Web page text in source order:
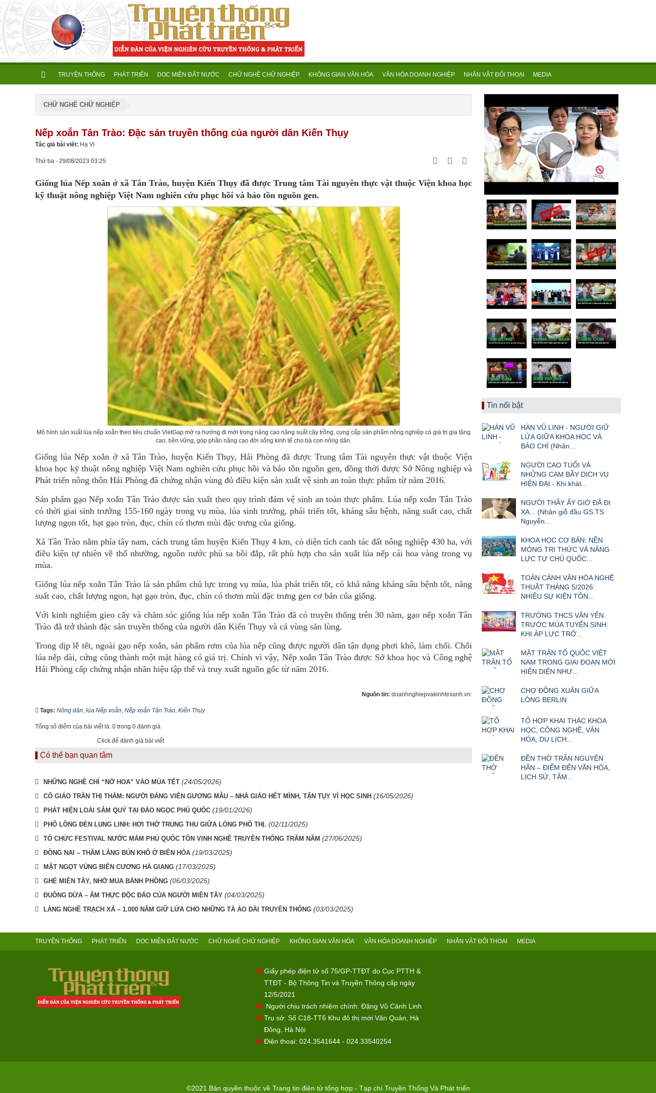
TRUYỀN THỐNG PHÁT TRIỂN DỌC MIỀN ĐẤT NƯỚC CHỮ NGHỀ CHỮ NGHIỆP KHÔNG GIAN VĂN HÓA VĂN HÓA DOANH NGHIỆP NHÂN VẬT ĐỐI THOẠI MEDIA
CHỮ NGHỀ CHỮ NGHIỆP
Nếp xoắn Tân Trào: Đặc sản truyền thống của người dân Kiến Thụy
Tác giả bài viết: Hạ Vi
Thứ ba - 29/08/2023 03:25
Giống lúa Nếp xoắn ở xã Tân Trào, huyện Kiến Thụy đã được Trung tâm Tài nguyên thực vật thuộc Viện khoa học
kỹ thuật nông nghiệp Việt Nam nghiên cứu phục hồi và bảo tồn nguồn gen.
Mô hình sản xuất lúa nếp xoắn theo tiêu chuẩn VietGap mở ra hướng đi mới trong nâng cao năng suất cây trồng, cung cấp sản phẩm nông nghiệp có giá trị gia tăng
cao, bền vững, góp phần nâng cao đời sống kinh tế cho bà con nông dân.
Giống lúa Nếp xoắn ở xã Tân Trào, huyện Kiến Thụy, Hải Phòng đã được Trung tâm Tài nguyên thực vật thuộc Viện
khoa học kỹ thuật nông nghiệp Việt Nam nghiên cứu phục hồi và bảo tồn nguồn gen, đồng thời được Sở Nông nghiệp và
Phát triển nông thôn Hải Phòng đã chứng nhận vùng đủ điều kiện sản xuất vệ sinh an toàn thực phẩm từ năm 2016.
Sản phẩm gạo Nếp xoắn Tân Trào được sản xuất theo quy trình đảm vệ sinh an toàn thực phẩm. Lúa nếp xoắn Tân Trào
có thời giai sinh trưởng 155-160 ngày trong vụ mùa, lúa sinh trưởng, phái triển tốt, kháng sâu bệnh, năng suất cao, chất
lượng ngọn tốt, hạt gạo tròn, đục, chín có thơm mùi đặc trưng của giống.
Xã Tân Trào nằm phía tây nam, cách trung tâm huyện Kiến Thụy 4 km, có diện tích canh tác đất nông nghiệp 430 ha, với
điều kiện tự nhiên về thổ nhưỡng, nguồn nước phù sa bồi đắp, rất phù hợp cho sản xuất lúa nếp cái hoa vàng trong vụ
mùa.
Giống lúa nếp xoắn Tân Trào là sản phẩm chủ lực trong vụ mùa, lúa phát triển tốt, có khả năng kháng sâu bệnh tốt, năng
suất cao, chất lượng ngon, hạt gạo tròn, đục, chín có thơm mùi đặc trưng gen cơ bản của giống.
Với kinh nghiệm gieo cấy và chăm sóc giống lúa nếp xoắn Tân Trào đã có truyền thống trên 30 năm, gạo nếp xoắn Tân
Trào đã trở thành đặc sản truyền thống của người dân Kiến Thụy và cả vùng săn lùng.
Trong dịp lễ tết, ngoài gạo nếp xoắn, sản phẩm rơm của lúa nếp cũng được người dân tận dụng phơi khô, làm chổi. Chổi
lúa nếp dài, cứng cũng thành một mặt hàng có giá trị. Chính vì vậy, Nếp xoắn Tân Trào được Sở khoa học và Công nghệ
Hải Phòng cấp chứng nhận nhãn hiệu tập thể và truy xuất nguồn gốc từ năm 2016.
Nguồn tin: doanhnghiepvakinhtexanh.vn:
Tags: Nông dân lúa Nếp xoắn Nếp xoắn Tân Trào Kiến Thụy
Tổng số điểm của bài viết là: 0 trong 0 đánh giá
Click để đánh giá bài viết
Có thể bạn quan tâm
NHỮNG NGHỀ CHỈ “NỞ HOA” VÀO MÙA TẾT (24/05/2026)
CÔ GIÁO TRẦN THỊ THẮM: NGƯỜI ĐẢNG VIÊN GƯƠNG MẪU – NHÀ GIÁO HẾT MÌNH, TẬN TỤY VÌ HỌC SINH (16/05/2026)
PHÁT HIỆN LOÀI SÂM QUÝ TẠI ĐẢO NGỌC PHÚ QUỐC (19/01/2026)
PHỐ LỒNG ĐÈN LUNG LINH: HƠI THỞ TRUNG THU GIỮA LÒNG PHỐ THỊ. (02/11/2025)
TỔ CHỨC FESTIVAL NƯỚC MẮM PHÚ QUỐC TÔN VINH NGHỀ TRUYỀN THỐNG TRĂM NĂM (27/06/2025)
ĐỒNG NAI – THĂM LÀNG BÚN KHÔ Ở BIÊN HÒA (19/03/2025)
MẬT NGỌT VÙNG BIÊN CƯƠNG HÀ GIANG (17/03/2025)
GHÉ MIỀN TÂY, NHỚ MUA BÁNH PHỒNG (06/03/2025)
ĐUÔNG DỪA – ẨM THỰC ĐỘC ĐÁO CỦA NGƯỜI MIỀN TÂY (04/03/2025)
LÀNG NGHỀ TRẠCH XÁ – 1.000 NĂM GIỮ LỬA CHO NHỮNG TÀ ÁO DÀI TRUYỀN THỐNG (03/03/2025)
Tin nổi bật
HÀN VŨ LINH - NGƯỜI GIỮ
LỬA GIỮA KHOA HỌC VÀ
BÁO CHÍ (Nhân...
NGƯỜI CAO TUỔI VÀ
NHỮNG CẠM BẪY DỊCH VỤ
HIỆN ĐẠI - Khi khát...
NGƯỜI THẦY ẤY GIỜ ĐÃ ĐI
XA... (Nhân giỗ đầu GS.TS.
Nguyễn...
KHOA HỌC CƠ BẢN: NỀN
MÓNG TRI THỨC VÀ NĂNG
LỰC TỰ CHỦ QUỐC...
TOÀN CẢNH VĂN HÓA NGHỆ
THUẬT THÁNG 5/2026:
NHIỀU SỰ KIỆN TÔN...
TRƯỜNG THCS VĂN YÊN
TRƯỚC MÙA TUYỂN SINH:
KHI ÁP LỰC TRỞ...
MẶT TRẬN TỔ QUỐC VIỆT
NAM TRONG GIAI ĐOẠN MỚI
HIỆN DIỆN NHƯ...
CHỢ ĐỒNG XUÂN GIỮA
LÒNG BERLIN
TỔ HỢP KHAI THÁC KHOA
HỌC, CÔNG NGHỆ, VĂN
HÓA, DU LỊCH...
ĐỀN THỜ TRẦN NGUYÊN
HÃN – ĐIỂM ĐẾN VĂN HÓA,
LỊCH SỬ, TÂM...
TRUYỀN THỐNG PHÁT TRIỂN DỌC MIỀN ĐẤT NƯỚC CHỮ NGHỀ CHỮ NGHIỆP KHÔNG GIAN VĂN HÓA VĂN HÓA DOANH NGHIỆP NHÂN VẬT ĐỐI THOẠI MEDIA
Giấy phép điện tử số 75/GP-TTĐT do Cục PTTH &
TTĐT - Bộ Thông Tin và Truyền Thông cấp ngày
12/5/2021
Người chịu trách nhiệm chính: Đặng Vũ Cảnh Linh
Trụ sở: Số C18-TT6 Khu đô thị mới Văn Quán, Hà
Đông, Hà Nội
Điện thoại: 024.3541644 - 024.33540254
©2021 Bản quyền thuộc về Trang tin điện tử tổng hợp - Tạp chí Truyền Thống Và Phát triển